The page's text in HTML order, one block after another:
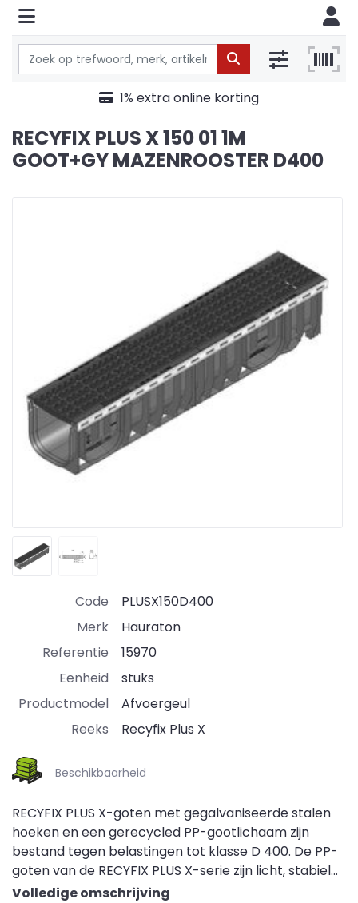
1% extra online korting
RECYFIX PLUS X 150 01 1M
GOOT+GY MAZENROOSTER D400
Code
PLUSX150D400
Merk
Hauraton
Referentie
15970
Eenheid
stuks
Productmodel
Afvoergeul
Reeks
Recyfix Plus X
Beschikbaarheid
RECYFIX PLUS X-goten met gegalvaniseerde stalen
hoeken en een gerecycled PP-gootlichaam zijn
bestand tegen belastingen tot klasse D 400. De PP-
goten van de RECYFIX PLUS X-serie zijn licht, stabiel
en stootvast. Bovendien is het aantrekkelijke design
Volledige omschrijving